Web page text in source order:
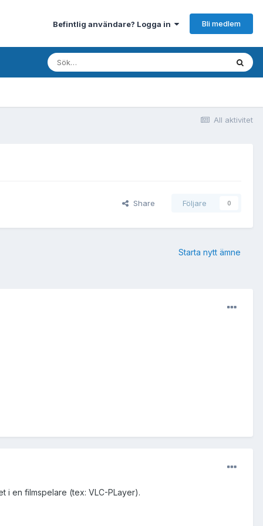
Befintlig användare? Logga in Bli medlem
All aktivitet
Share Följare 0
Starta nytt ämne
i en filmspelare (tex: VLC-PLayer).